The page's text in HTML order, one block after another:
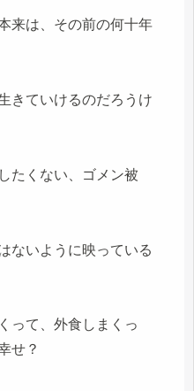
来は、その前の何十年
きていけるのだろうけ
たくない、ゴメン被
ないように映っている
って、外食しまくっ
せ？